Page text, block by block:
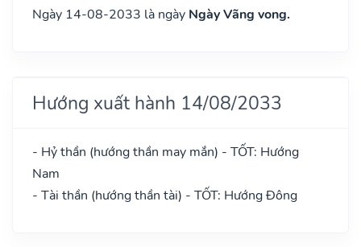
Ngày 14-08-2033 là ngày Ngày Vãng vong.
Hướng xuất hành 14/08/2033
- Hỷ thần (hướng thần may mắn) - TỐT: Hướng
Nam
- Tài thần (hướng thần tài) - TỐT: Hướng Đông